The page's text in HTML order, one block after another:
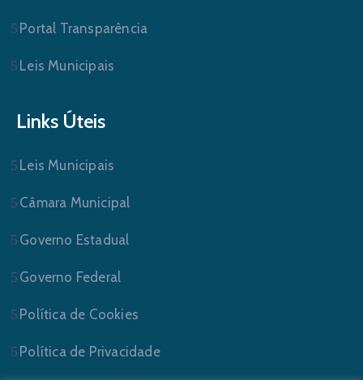
Portal Transparência
Leis Municipais
Links Úteis
Leis Municipais
Câmara Municipal
Governo Estadual
Governo Federal
Política de Cookies
Política de Privacidade